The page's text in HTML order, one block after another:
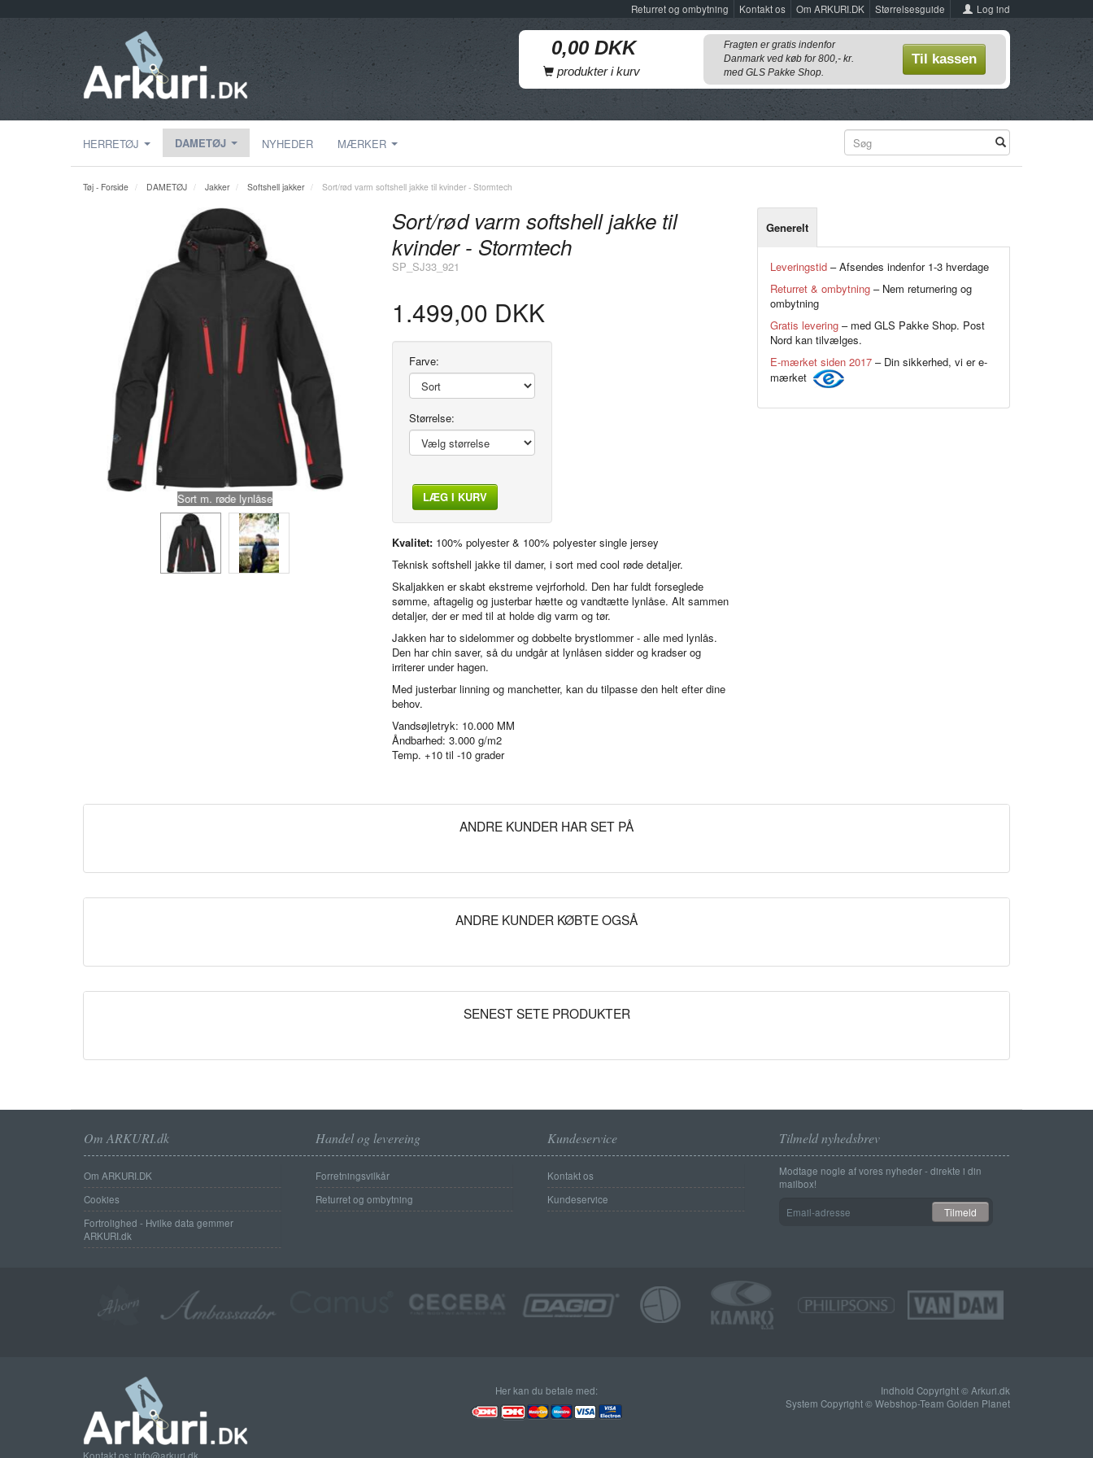
Log ind
Størrelsesguide
Om ARKURI.DK
Kontakt os
Returret og ombytning
produkter i kurv
Fragten er gratis indenfor
Danmark ved køb for 800,- kr.
med GLS Pakke Shop.
Til kassen
HERRETØJ DAMETØJ NYHEDER MÆRKER
Tøj - Forside DAMETØJ Jakker Softshell jakker Sort/rød varm softshell jakke til kvinder - Stormtech
Sort m. røde lynlåse Modelfoto
Sort/rød varm softshell jakke til
kvinder - Stormtech
SP_SJ33_921
1.499,00 DKK
Farve:
Størrelse:
LÆG I KURV
Kvalitet:100% polyester & 100% polyester single jersey
Teknisk softshell jakke til damer, i sort med cool røde detaljer.
Skaljakken er skabt ekstreme vejrforhold. Den har fuldt forseglede
sømme, aftagelig og justerbar hætte og vandtætte lynlåse. Alt sammen
detaljer, der er med til at holde dig varm og tør.
Jakken har to sidelommer og dobbelte brystlommer - alle med lynlås.
Den har chin saver, så du undgår at lynlåsen sidder og kradser og
irriterer under hagen.
Med justerbar linning og manchetter, kan du tilpasse den helt efter dine
behov.
Vandsøjletryk: 10.000 MM
Åndbarhed: 3.000 g/m2
Temp. +10 til -10 grader
Generelt
Leveringstid– Afsendes indenfor 1-3 hverdage
Returret & ombytning– Nem returnering og
ombytning
Gratis levering– med GLS Pakke Shop. Post
Nord kan tilvælges.
E-mærket siden 2017– Din sikkerhed, vi er e-
mærket
ANDRE KUNDER HAR SET PÅ
ANDRE KUNDER KØBTE OGSÅ
SENEST SETE PRODUKTER
Om ARKURI.dk
Om ARKURI.DK
Cookies
Fortrolighed - Hvilke data gemmer
ARKURI.dk
Handel og levereing
Forretningsvilkår
Returret og ombytning
Kundeservice
Kontakt os
Kundeservice
Tilmeld nyhedsbrev
Modtage nogle af vores nyheder - direkte i din
mailbox!
adresse
Tilmeld
Her kan du betale med:
Indhold Copyright © Arkuri.dk
System Copyright © Webshop-Team Golden Planet